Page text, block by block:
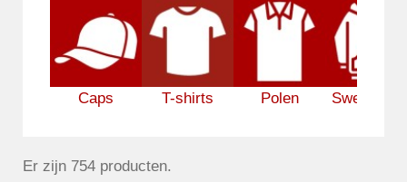
Caps T-shirts Polen
Er zijn 754 producten.